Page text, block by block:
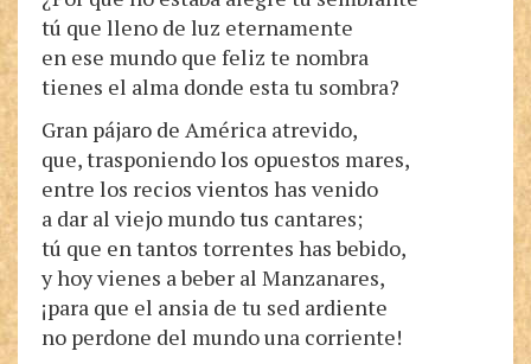
tú que lleno de luz eternamente
en ese mundo que feliz te nombra
tienes el alma donde esta tu sombra?
Gran pájaro de América atrevido,
que, trasponiendo los opuestos mares,
entre los recios vientos has venido
a dar al viejo mundo tus cantares;
tú que en tantos torrentes has bebido,
y hoy vienes a beber al Manzanares,
¡para que el ansia de tu sed ardiente
no perdone del mundo una corriente!